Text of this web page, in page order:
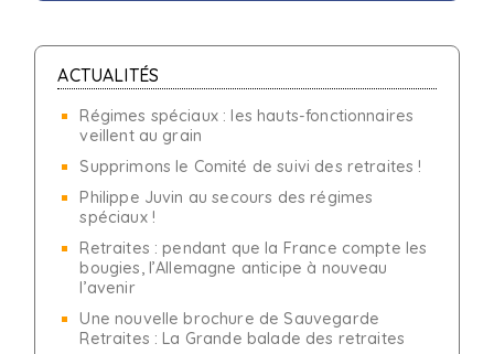
ACTUALITÉS
Régimes spéciaux : les hauts-fonctionnaires
veillent au grain
Supprimons le Comité de suivi des retraites !
Philippe Juvin au secours des régimes
spéciaux !
Retraites : pendant que la France compte les
bougies, l’Allemagne anticipe à nouveau
l’avenir
Une nouvelle brochure de Sauvegarde
Retraites : La Grande balade des retraites